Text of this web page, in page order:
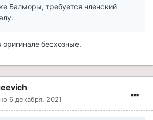
Балморы, требуется членский
бесхозные.
6 декабря, 2021